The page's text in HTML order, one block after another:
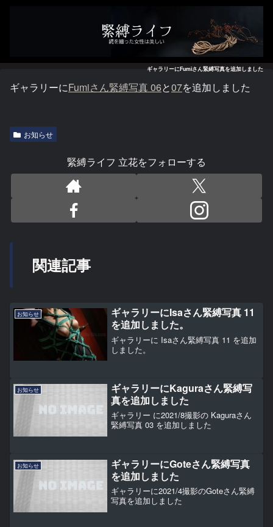
ギャラリーにFumiさん緊縛写真を追加しました
ギャラリーにFumiさん緊縛写真 06と07を追加しました
お知らせ
緊縛ライフ 立花をフォローする
関連記事
お知らせ
ギャラリーにIsaさん緊縛写真 11
を追加しました。
ギャラリーに Isaさん緊縛写真 11 を追加
しました。
お知らせ
ギャラリーにKaguraさん緊縛写
真を追加しました
ギャラリー に2021/8撮影の Kaguraさん
緊縛写真 03 を追加しました
お知らせ
ギャラリーにGoteさん緊縛写真
を追加しました
ギャラリーに2021/4撮影のGoteさん緊縛
写真を追加しました